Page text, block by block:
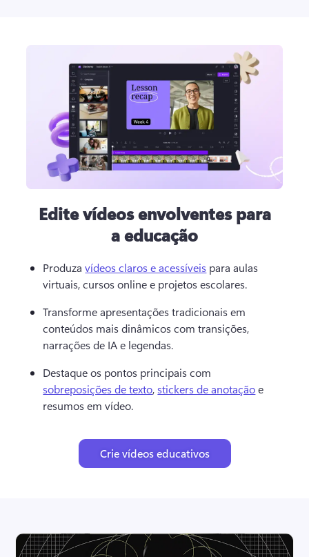
Edite vídeos envolventes para
a educação
Produza vídeos claros e acessíveis para aulas
virtuais, cursos online e projetos escolares.
Transforme apresentações tradicionais em
conteúdos mais dinâmicos com transições,
narrações de IA e legendas.
Destaque os pontos principais com
sobreposições de texto, stickers de anotação e
resumos em vídeo.
Crie vídeos educativos